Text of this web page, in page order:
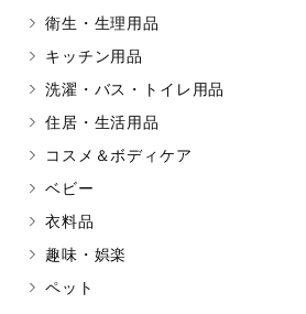
衛生・生理用品
キッチン用品
洗濯・バス・トイレ用品
住居・生活用品
コスメ＆ボディケア
ベビー
衣料品
趣味・娯楽
ペット